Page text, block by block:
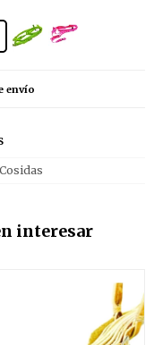
envío
Cosidas
interesar